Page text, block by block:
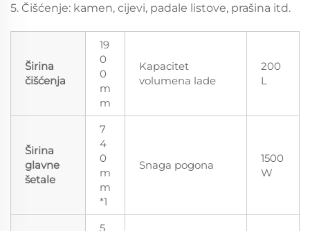
5. Čišćenje: kamen, cijevi, padale listove, prašina itd.
Širina
čišćenja
19
0
0
m
m
Kapacitet
volumena lade
200
L
Širina
glavne
šetale
7
4
0
m
m
*1
Snaga pogona
1500
W
5